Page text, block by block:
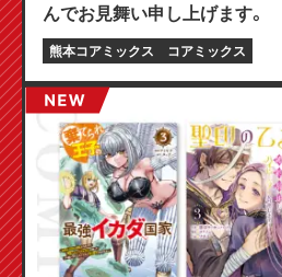
んでお見舞い申し上げます。
熊本コアミックス コアミックス